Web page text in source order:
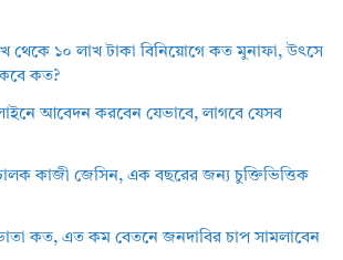
থেকে ১০ লাখ টাকা বিনিয়োগে কত মুনাফা, উৎসে
কত?
আবেদন করবেন যেভাবে, লাগবে যেসব
কাজী জেসিন, এক বছরের জন্য চুক্তিভিত্তিক
কত, এত কম বেতনে জনদাবির চাপ সামলাবেন